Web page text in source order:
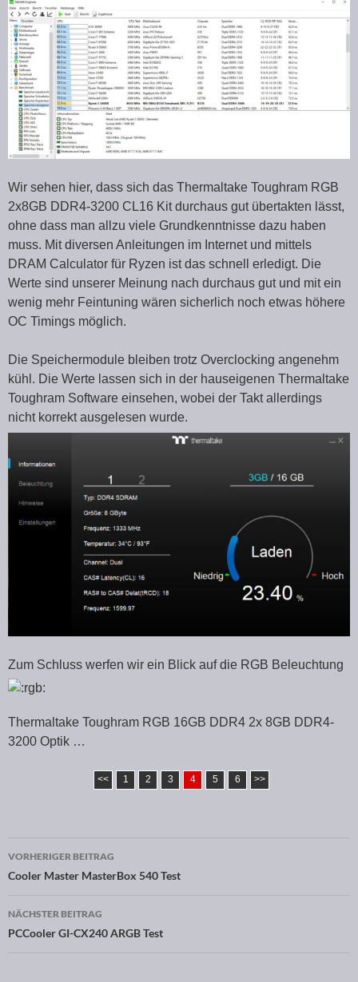
Wir sehen hier, dass sich das Thermaltake Toughram RGB
2x8GB DDR4-3200 CL16 Kit durchaus gut übertakten lässt,
ohne dass man allzu viele Grundkenntnisse dazu haben
muss. Mit diversen Anleitungen im Internet und mittels
DRAM Calculator für Ryzen ist das schnell erledigt. Die
Werte sind unserer Meinung nach durchaus gut und mit ein
wenig mehr Feintuning wären sicherlich noch etwas höhere
OC Timings möglich.
Die Speichermodule bleiben trotz Overclocking angenehm
kühl. Die Werte lassen sich in der hauseigenen Thermaltake
Toughram Software einsehen, wobei der Takt allerdings
nicht korrekt ausgelesen wurde.
Zum Schluss werfen wir ein Blick auf die RGB Beleuchtung
Thermaltake Toughram RGB 16GB DDR4 2x 8GB DDR4-
3200 Optik …
<< 1 2 3 4 5 6 >>
Beitragsnavigation
VORHERIGER BEITRAG
Cooler Master MasterBox 540 Test
NÄCHSTER BEITRAG
PCCooler GI-CX240 ARGB Test